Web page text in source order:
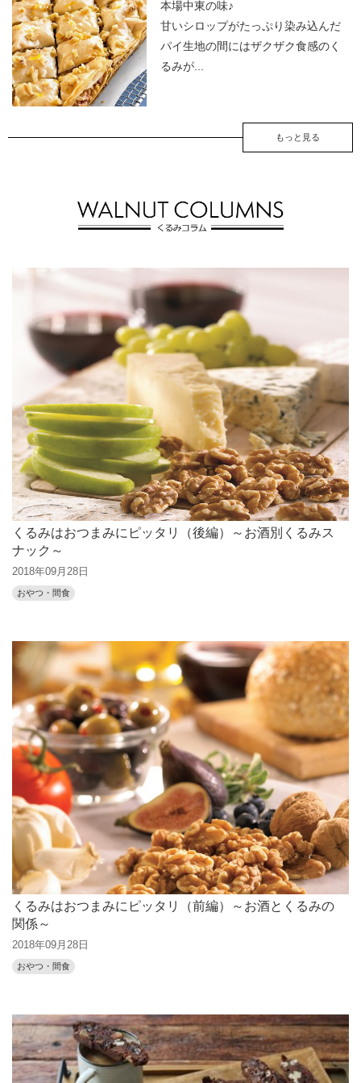
本場中東の味♪
甘いシロップがたっぷり染み込んだ
パイ生地の間にはザクザク食感のく
るみが...
もっと見る
くるみはおつまみにピッタリ（後編）～お酒別くるみス
ナック～
2018年09月28日
おやつ・間食
くるみはおつまみにピッタリ（前編）～お酒とくるみの
関係～
2018年09月28日
おやつ・間食